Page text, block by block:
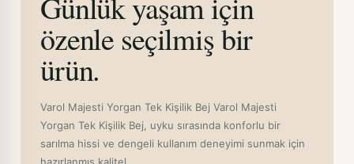
özenle seçilmiş bir
ürün.
Varol Majesti Yorgan Tek Kişilik Bej Varol Majesti
Yorgan Tek Kişilik Bej, uyku sırasında konforlu bir
sarılma hissi ve dengeli kullanım deneyimi sunmak için